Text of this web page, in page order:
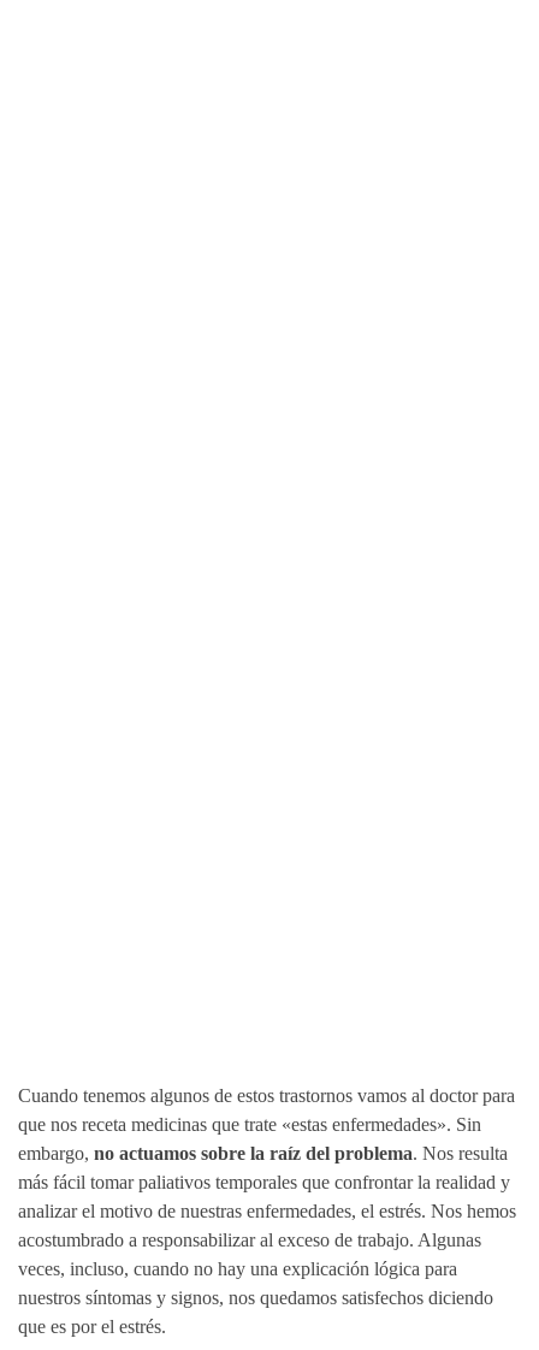
Cuando tenemos algunos de estos trastornos vamos al doctor para
que nos receta medicinas que trate «estas enfermedades». Sin
embargo, no actuamos sobre la raíz del problema. Nos resulta
más fácil tomar paliativos temporales que confrontar la realidad y
analizar el motivo de nuestras enfermedades, el estrés. Nos hemos
acostumbrado a responsabilizar al exceso de trabajo. Algunas
veces, incluso, cuando no hay una explicación lógica para
nuestros síntomas y signos, nos quedamos satisfechos diciendo
que es por el estrés.